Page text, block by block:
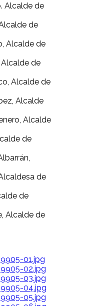
Alcalde de
de
Alcalde de
Alcalde de
Alcalde de
Alcalde
Alcalde
de
de
de
Alcalde de